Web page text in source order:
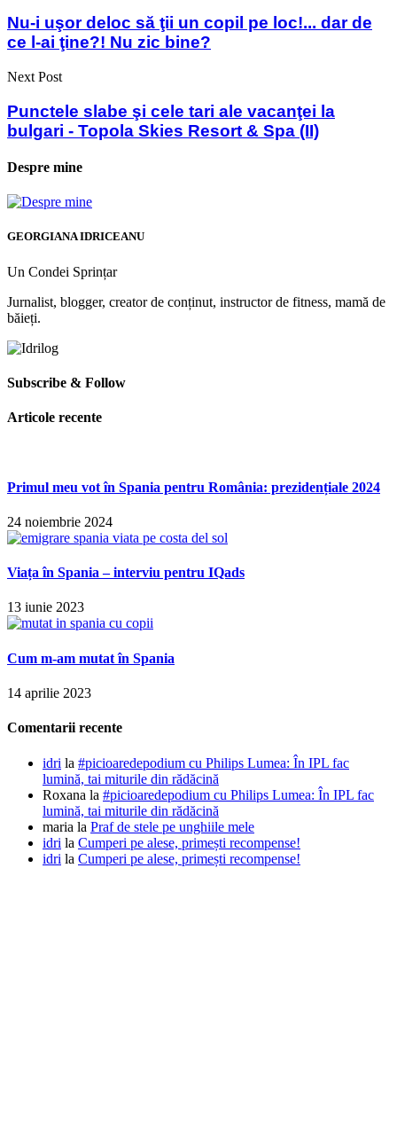
Nu-i uşor deloc să ţii un copil pe loc!... dar de
ce l-ai ţine?! Nu zic bine?
Next Post
Punctele slabe şi cele tari ale vacanţei la
bulgari - Topola Skies Resort & Spa (II)
Despre mine
GEORGIANA IDRICEANU
Un Condei Sprințar
Jurnalist, blogger, creator de conținut, instructor de fitness, mamă de
băieți.
Subscribe & Follow
Articole recente
Primul meu vot în Spania pentru România: prezidențiale 2024
24 noiembrie 2024
Viața în Spania – interviu pentru IQads
13 iunie 2023
Cum m-am mutat în Spania
14 aprilie 2023
Comentarii recente
idri la #picioaredepodium cu Philips Lumea: În IPL fac
lumină, tai miturile din rădăcină
Roxana la #picioaredepodium cu Philips Lumea: În IPL fac
lumină, tai miturile din rădăcină
maria la Praf de stele pe unghiile mele
idri la Cumperi pe alese, primești recompense!
idri la Cumperi pe alese, primești recompense!